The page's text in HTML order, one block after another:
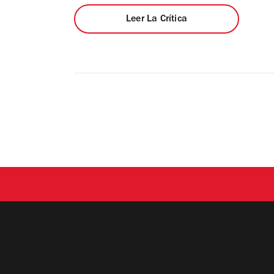
Leer La Crítica